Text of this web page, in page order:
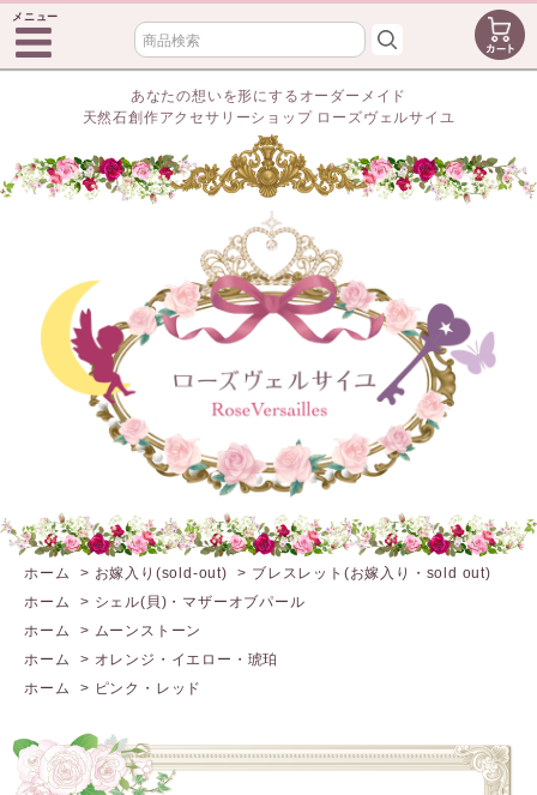
メニュー
あなたの想いを形にするオーダーメイド
天然石創作アクセサリーショップ ローズヴェルサイユ
ホーム > お嫁入り(sold-out) > ブレスレット(お嫁入り・sold out)
ホーム
> シェル(貝)・マザーオブパール
ホーム
> ムーンストーン
ホーム
> オレンジ・イエロー・琥珀
ホーム
> ピンク・レッド